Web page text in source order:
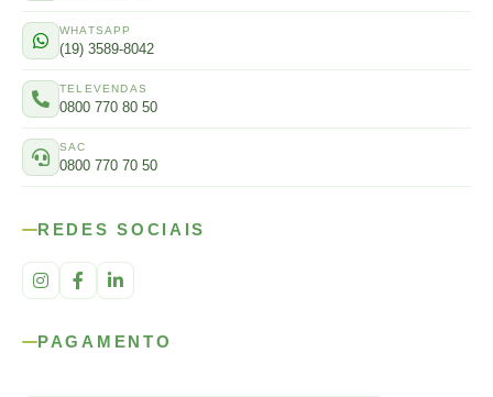
WHATSAPP
(19) 3589-8042
TELEVENDAS
0800 770 80 50
SAC
0800 770 70 50
REDES SOCIAIS
PAGAMENTO